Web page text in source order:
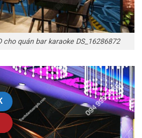
cho quán bar karaoke DS_16286872